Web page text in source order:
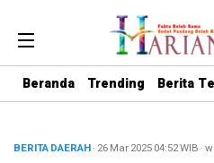
Beranda Trending Berita
BERITA DAERAH· 26 Mar 202504:52WIB ·